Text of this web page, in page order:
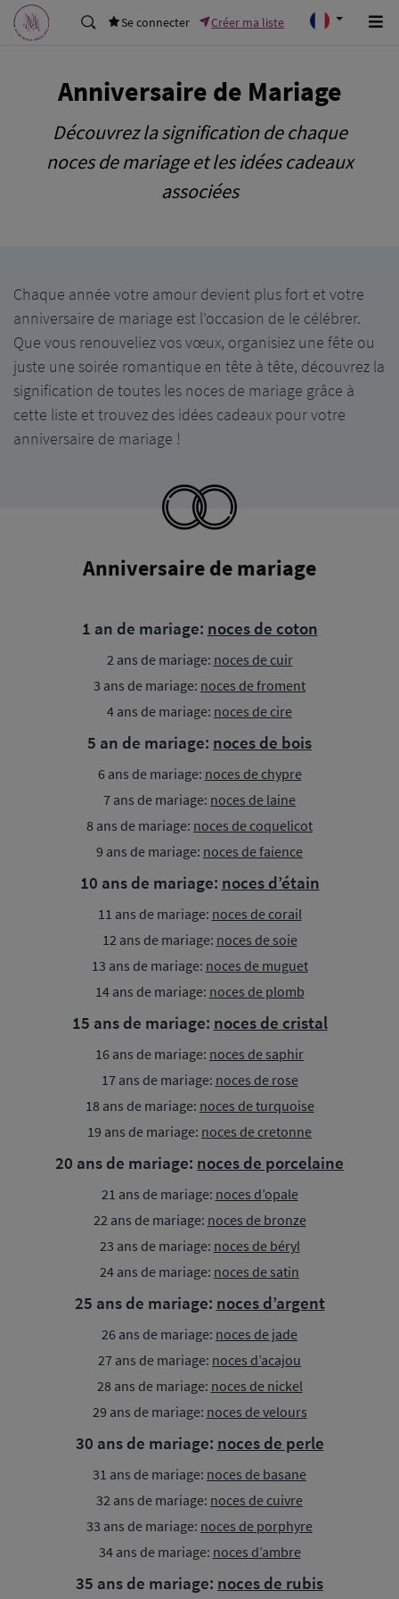
Se connecter Créer ma liste
Anniversaire de Mariage
Découvrez la signification de chaque
noces de mariage et les idées cadeaux
associées
Chaque année votre amour devient plus fort et votre
anniversaire de mariage est l’occasion de le célébrer.
Que vous renouveliez vos vœux, organisiez une fête ou
juste une soirée romantique en tête à tête, découvrez la
signification de toutes les noces de mariage grâce à
cette liste et trouvez des idées cadeaux pour votre
anniversaire de mariage !
Anniversaire de mariage
1 an de mariage: noces de coton
2 ans de mariage: noces de cuir
3 ans de mariage: noces de froment
4 ans de mariage: noces de cire
5 an de mariage: noces de bois
6 ans de mariage: noces de chypre
7 ans de mariage: noces de laine
8 ans de mariage: noces de coquelicot
9 ans de mariage: noces de faience
10 ans de mariage: noces d’étain
11 ans de mariage: noces de corail
12 ans de mariage: noces de soie
13 ans de mariage: noces de muguet
14 ans de mariage: noces de plomb
15 ans de mariage: noces de cristal
16 ans de mariage: noces de saphir
17 ans de mariage: noces de rose
18 ans de mariage: noces de turquoise
19 ans de mariage: noces de cretonne
20 ans de mariage: noces de porcelaine
21 ans de mariage: noces d’opale
22 ans de mariage: noces de bronze
23 ans de mariage: noces de béryl
24 ans de mariage: noces de satin
25 ans de mariage: noces d’argent
26 ans de mariage: noces de jade
27 ans de mariage: noces d’acajou
28 ans de mariage: noces de nickel
29 ans de mariage: noces de velours
30 ans de mariage: noces de perle
31 ans de mariage: noces de basane
32 ans de mariage: noces de cuivre
33 ans de mariage: noces de porphyre
34 ans de mariage: noces d’ambre
35 ans de mariage: noces de rubis